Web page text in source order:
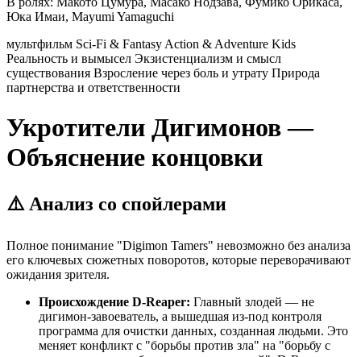
Юка Имаи, Mayumi Yamaguchi
мультфильм Sci-Fi & Fantasy Action & Adventure Kids
Реальность и вымысел Экзистенциализм и смысл
существования Взросление через боль и утрату Природа
партнерства и ответственности
Укротители Дигимонов —
Объяснение концовки
⚠️ Анализ со спойлерами
Полное понимание "Digimon Tamers" невозможно без анализа
его ключевых сюжетных поворотов, которые переворачивают
ожидания зрителя.
Происхождение D-Reaper: Главный злодей — не
дигимон-завоеватель, а вышедшая из-под контроля
программа для очистки данных, созданная людьми. Это
меняет конфликт с "борьбы против зла" на "борьбу с